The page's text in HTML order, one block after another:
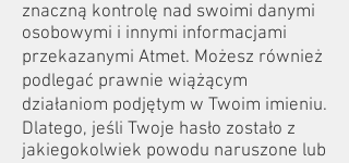
znaczną kontrolę nad swoimi danymi
osobowymi i innymi informacjami
przekazanymi Atmet. Możesz również
podlegać prawnie wiążącym
działaniom podjętym w Twoim imieniu.
Dlatego, jeśli Twoje hasło zostało z
jakiegokolwiek powodu naruszone lub